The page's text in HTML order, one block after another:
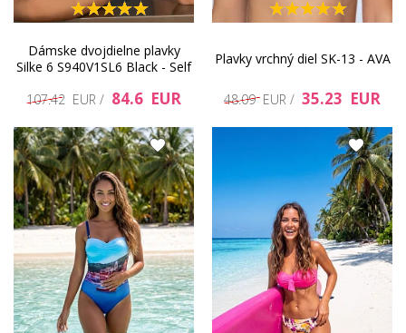
Dámske dvojdielne plavky
Silke 6 S940V1SL6 Black - Self
107.42 EUR / 84.6 EUR
Plavky vrchný diel SK-13 - AVA
48.09 EUR / 35.23 EUR